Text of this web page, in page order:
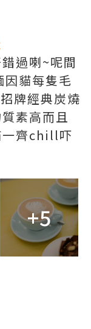
過喇~呢間
貓每隻毛
牌經典炭燒
素高而且
一齊chill吓
+5